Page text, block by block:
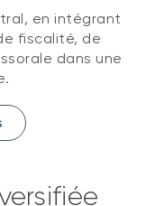
en intégrant
fiscalité, de
dans une